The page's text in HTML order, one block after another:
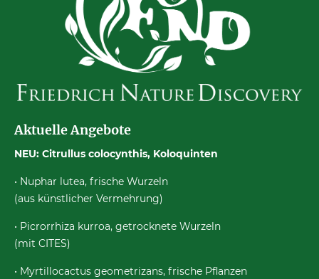
Aktuelle Angebote
NEU: Citrullus colocynthis, Koloquinten
• Nuphar lutea, frische Wurzeln
(aus künstlicher Vermehrung)
• Picrorrhiza kurroa, getrocknete Wurzeln
(mit CITES)
• Myrtillocactus geometrizans, frische Pflanzen